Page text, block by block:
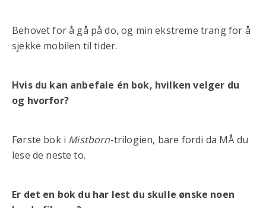
Behovet for å gå på do, og min ekstreme trang for å
sjekke mobilen til tider.
Hvis du kan anbefale én bok, hvilken velger du
og hvorfor?
Første bok i Mistborn-trilogien, bare fordi da MÅ du
lese de neste to.
Er det en bok du har lest du skulle ønske noen